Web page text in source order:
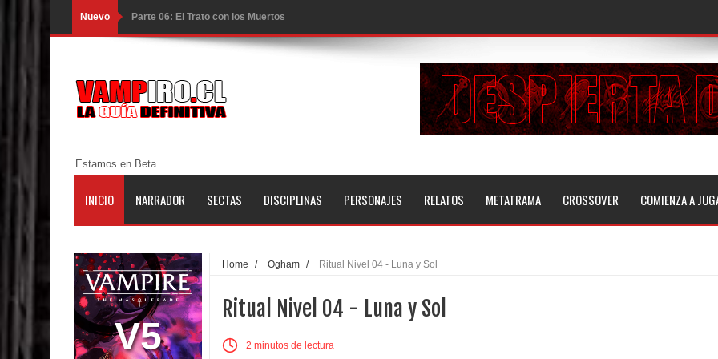
Nuevo Parte 06: El Trato con los Muertos
Parte 04: Se Descubre el Pastel
Parte 03: Una Piraña en el Bidé
Parte 06: Coletazos
Parte 05: Los Horrores del Infierno
Parte 04: Oídos Sordos
Parte 03: La Traición
Estamos en Beta
INICIO NARRADOR SECTAS DISCIPLINAS PERSONAJES RELATOS METATRAMA CROSSOVER COMIENZA A
V5
Home / Ogham / Ritual Nivel 04 - Luna y Sol
Ritual Nivel 04 - Luna y Sol
2 minutos de lectura